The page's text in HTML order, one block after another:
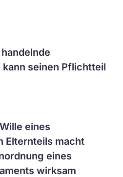
seinen Pflichtteil
eines
Elternteils macht
eines
wirksam